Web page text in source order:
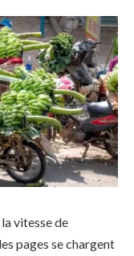
vitesse de
pages se chargent